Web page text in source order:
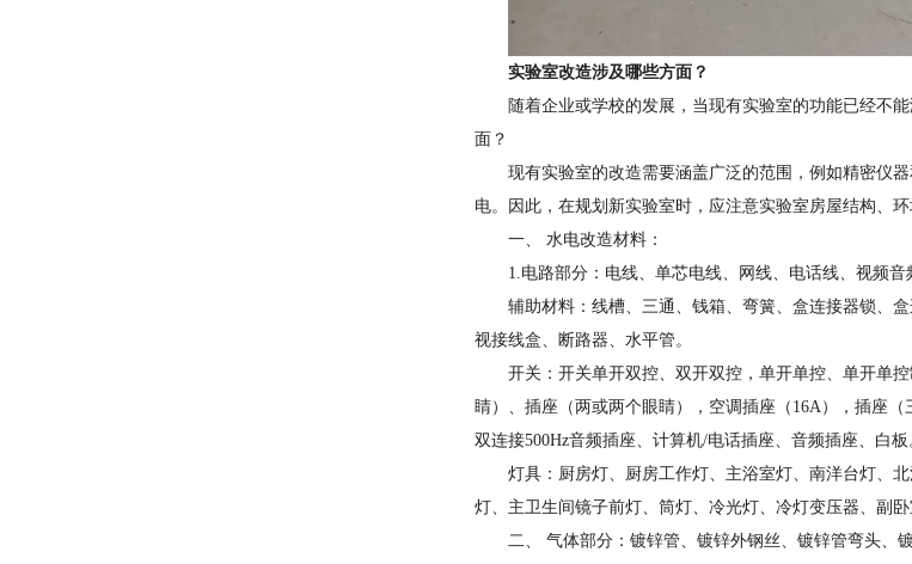
实验室改造涉及哪些方面？
随着企业或学校的发展，当现有实验室的功能已经不
面？
现有实验室的改造需要涵盖广泛的范围，例如精密仪
电。因此，在规划新实验室时，应注意实验室房屋结构、
一、 水电改造材料：
1.电路部分：电线、单芯电线、网线、电话线、视频音
辅助材料：线槽、三通、钱箱、弯簧、盒连接器锁、
视接线盒、断路器、水平管。
开关：开关单开双控、双开双控，单开单控、单开单
睛）、插座（两或两个眼睛），空调插座（16A），插座（
双连接500Hz音频插座、计算机/电话插座、音频插座、白板
灯具：厨房灯、厨房工作灯、主浴室灯、南洋台灯、
灯、主卫生间镜子前灯、筒灯、冷光灯、冷灯变压器、副卧
二、 气体部分：镀锌管、镀锌外钢丝、镀锌管弯头、